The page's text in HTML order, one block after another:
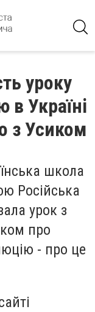
уроку
в Україні
з Усиком
школа
Російська
урок з
про
- про це